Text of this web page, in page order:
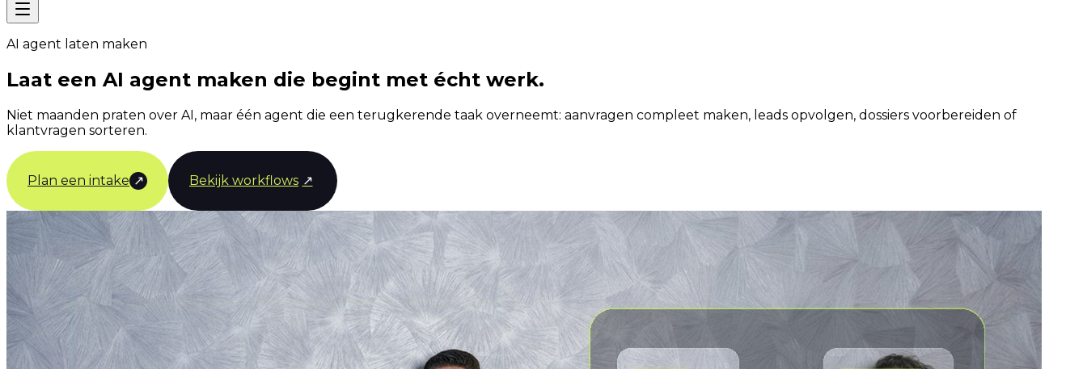
AI agent laten maken
Laat een AI agent maken die begint met écht werk.
Niet maanden praten over AI, maar één agent die een terugkerende taak overneemt: aanvragen compleet maken, leads opvolgen, dossiers voorbereiden of
klantvragen sorteren.
Plan een intake ↗ Bekijk workflows ↗